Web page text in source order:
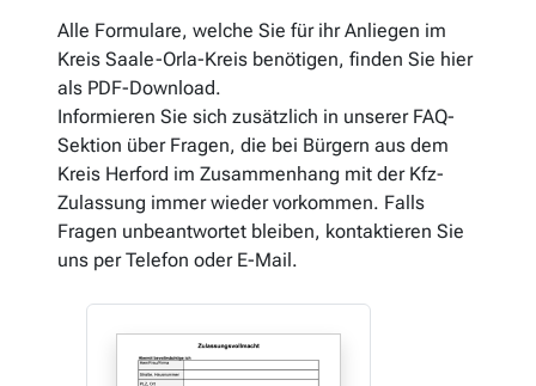
Alle Formulare, welche Sie für ihr Anliegen im
Kreis Saale-Orla-Kreis benötigen, finden Sie hier
als PDF-Download.
Informieren Sie sich zusätzlich in unserer FAQ-
Sektion über Fragen, die bei Bürgern aus dem
Kreis Herford im Zusammenhang mit der Kfz-
Zulassung immer wieder vorkommen. Falls
Fragen unbeantwortet bleiben, kontaktieren Sie
uns per Telefon oder E-Mail.